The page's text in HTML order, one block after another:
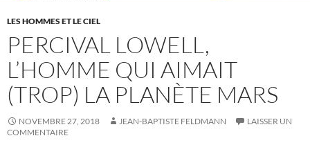
LES HOMMES ET LE CIEL
PERCIVAL LOWELL,
L’HOMME QUI AIMAIT
(TROP) LA PLANÈTE MARS
NOVEMBRE 27, 2018 JEAN-BAPTISTE FELDMANN
LAISSER UN
COMMENTAIRE